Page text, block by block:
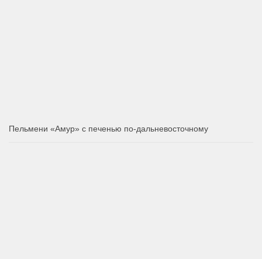
Пельмени «Амур» с печенью по-дальневосточному